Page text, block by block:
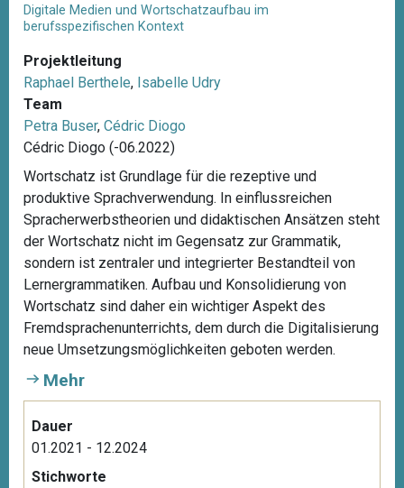
Digitale Medien und Wortschatzaufbau im
berufsspezifischen Kontext
Projektleitung
Raphael Berthele, Isabelle Udry
Team
Petra Buser, Cédric Diogo
Cédric Diogo (-06.2022)
Wortschatz ist Grundlage für die rezeptive und
produktive Sprachverwendung. In einflussreichen
Spracherwerbstheorien und didaktischen Ansätzen steht
der Wortschatz nicht im Gegensatz zur Grammatik,
sondern ist zentraler und integrierter Bestandteil von
Lernergrammatiken. Aufbau und Konsolidierung von
Wortschatz sind daher ein wichtiger Aspekt des
Fremdsprachenunterrichts, dem durch die Digitalisierung
neue Umsetzungsmöglichkeiten geboten werden.
Mehr
Dauer
01.2021 - 12.2024
Stichworte